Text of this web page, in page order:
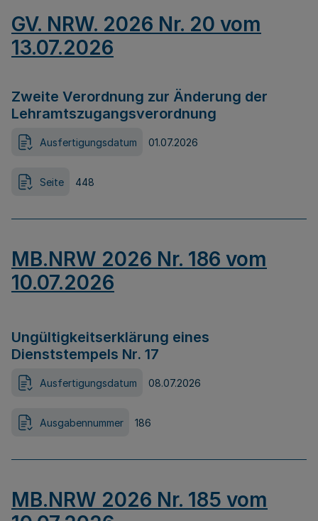
GV. NRW. 2026 Nr. 20 vom
13.07.2026
Zweite Verordnung zur Änderung der
Lehramtszugangsverordnung
Ausfertigungsdatum 01.07.2026
Seite 448
MB.NRW 2026 Nr. 186 vom
10.07.2026
Ungültigkeitserklärung eines
Dienststempels Nr. 17
Ausfertigungsdatum 08.07.2026
Ausgabennummer 186
MB.NRW 2026 Nr. 185 vom